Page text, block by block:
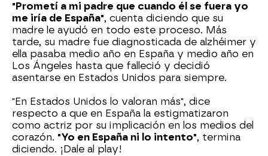
"Prometí a mi padre que cuando él se fuera yo
me iría de España", cuenta diciendo que su
madre le ayudó en todo este proceso. Más
tarde, su madre fue diagnosticada de alzhéimer y
ella pasaba medio año en España y medio año en
Los Ángeles hasta que falleció y decidió
asentarse en Estados Unidos para siempre.
"En Estados Unidos lo valoran más", dice
respecto a que en España la estigmatizaron
como actriz por su implicación en los medios del
corazón. "Yo en España ni lo intento", termina
diciendo. ¡Dale al play!